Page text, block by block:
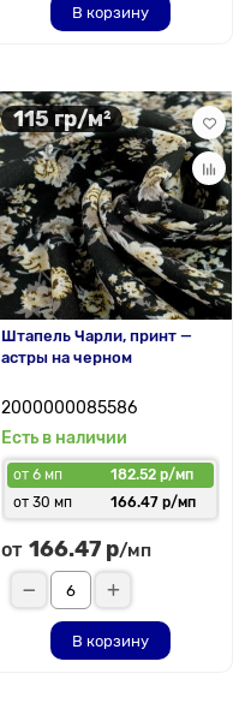
В корзину
115 гр/м²
Штапель Чарли, принт —
астры на черном
2000000085586
Есть в наличии
от 6 мп
182.52 р/мп
от 30 мп
166.47 р/мп
от 166.47 р/мп
В корзину